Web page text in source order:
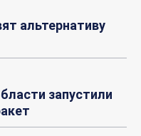
альтернативу
запустили